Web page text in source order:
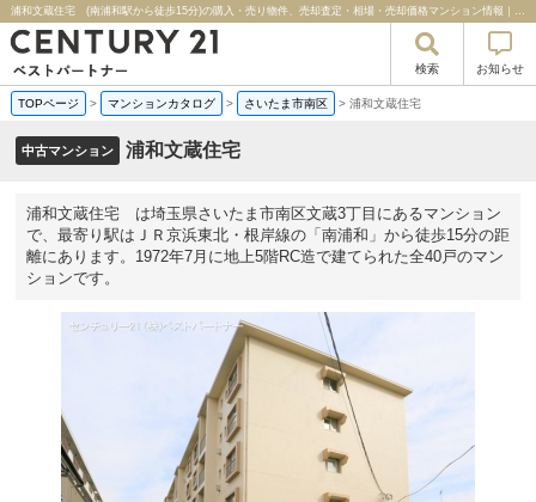
浦和文蔵住宅 (南浦和駅から徒歩15分)の購入・売り物件、売却査定・相場・売却価格マンション情報｜センチュリー２１ベストパートナー
検索 お知らせ
TOPページ > マンションカタログ > さいたま市南区 > 浦和文蔵住宅
中古マンション 浦和文蔵住宅
浦和文蔵住宅 は埼玉県さいたま市南区文蔵3丁目にあるマンション
で、最寄り駅はＪＲ京浜東北・根岸線の「南浦和」から徒歩15分の距
離にあります。1972年7月に地上5階RC造で建てられた全40戸のマン
ションです。